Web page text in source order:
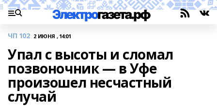
ЧП 102 2 ИЮНЯ , 14:01
Упал с высоты и сломал
позвоночник — в Уфе
произошел несчастный
случай